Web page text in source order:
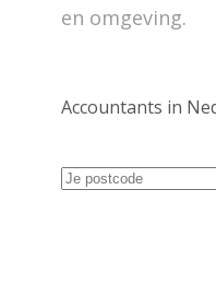
en omgeving.
Accountants in